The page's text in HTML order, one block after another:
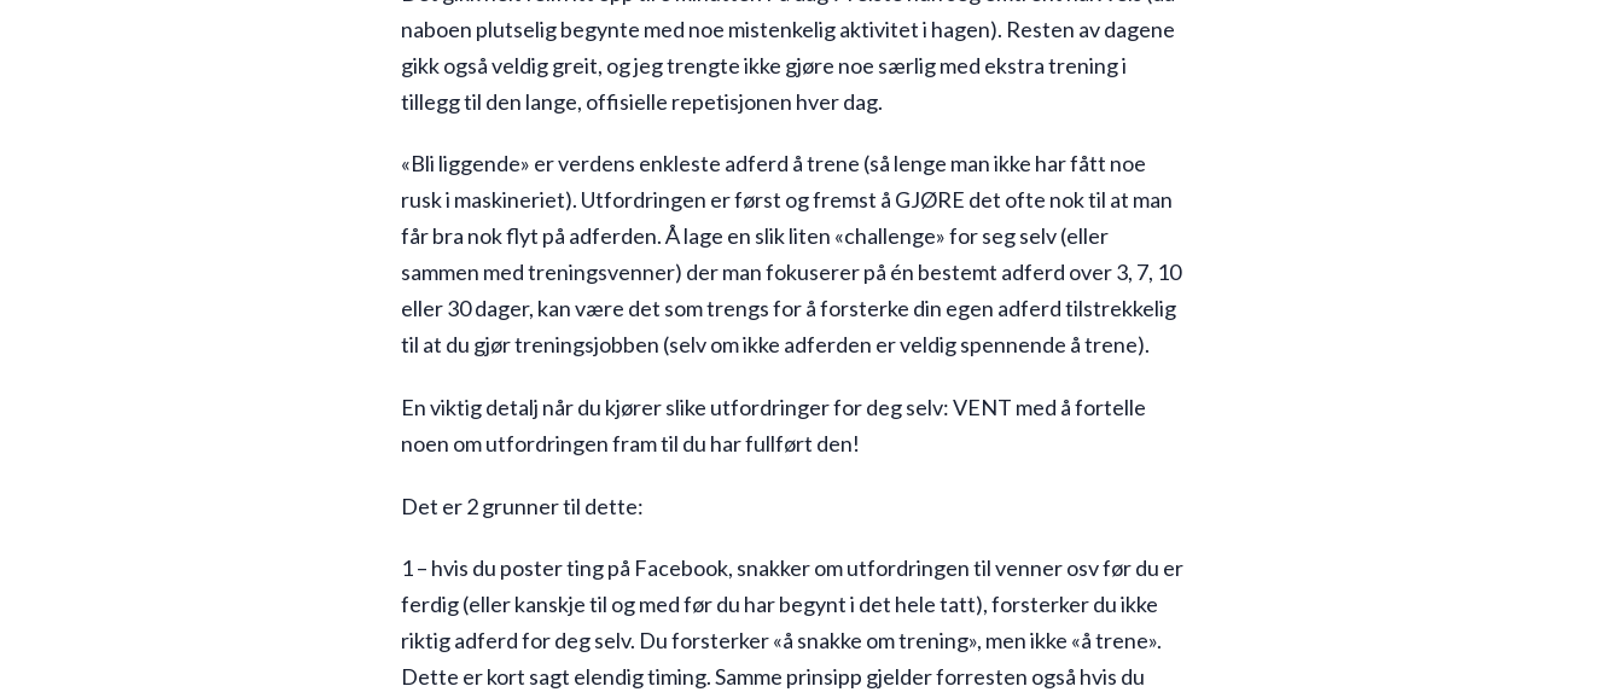
naboen plutselig begynte med noe mistenkelig aktivitet i hagen). Resten av dagene
gikk også veldig greit, og jeg trengte ikke gjøre noe særlig med ekstra trening i
tillegg til den lange, offisielle repetisjonen hver dag.
«Bli liggende» er verdens enkleste adferd å trene (så lenge man ikke har fått noe
rusk i maskineriet). Utfordringen er først og fremst å GJØRE det ofte nok til at man
får bra nok flyt på adferden. Å lage en slik liten «challenge» for seg selv (eller
sammen med treningsvenner) der man fokuserer på én bestemt adferd over 3, 7, 10
eller 30 dager, kan være det som trengs for å forsterke din egen adferd tilstrekkelig
til at du gjør treningsjobben (selv om ikke adferden er veldig spennende å trene).
En viktig detalj når du kjører slike utfordringer for deg selv: VENT med å fortelle
noen om utfordringen fram til du har fullført den!
Det er 2 grunner til dette:
1 – hvis du poster ting på Facebook, snakker om utfordringen til venner osv før du er
ferdig (eller kanskje til og med før du har begynt i det hele tatt), forsterker du ikke
riktig adferd for deg selv. Du forsterker «å snakke om trening», men ikke «å trene».
Dette er kort sagt elendig timing. Samme prinsipp gjelder forresten også hvis du